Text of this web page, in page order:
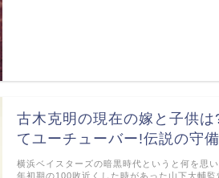
古木克明の現在の嫁と子供
てユーチューバー!伝説の守
横浜ベイスターズの暗黒時代というと何を思
年初期の100敗近くした時があった山下大輔